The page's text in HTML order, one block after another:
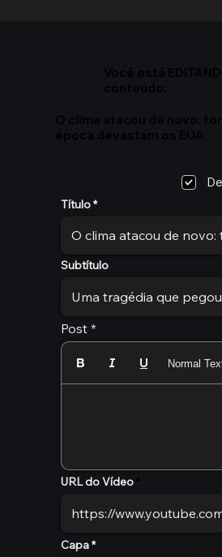
Título
Subtítulo
Post
Normal
URL do Vídeo
Capa